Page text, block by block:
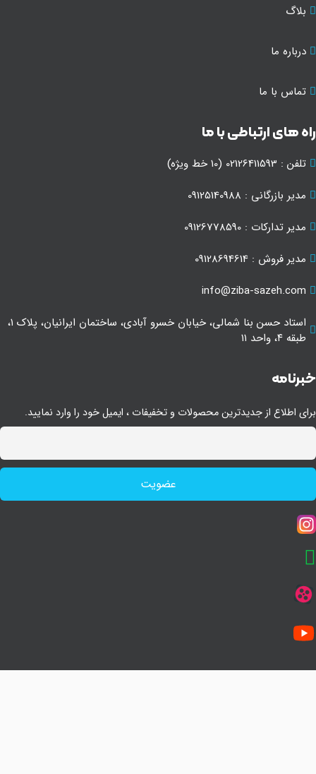
بلاگ
درباره ما
تماس با ما
های ارتباطی با ما
تلفن : 02126411593 (10 خط ویژه)
مدیر بازرگانی : 09125140988
مدیر تدارکات : 09126778590
مدیر فروش : 09128694614
info@ziba-sazeh.com
طبقه ۴، واحد ۱۱
اطلاع از جدیدترین محصولات و تخفیفات ، ایمیل خود را وارد نمایید.